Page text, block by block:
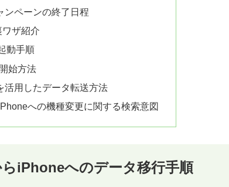
ンペーンの終了日程
ザ紹介
動手順
始方法
活用したデータ転送方法
への機種変更に関する検索意図
iPhoneへのデータ移行手順